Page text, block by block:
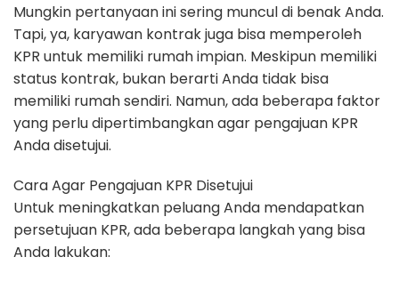
Mungkin pertanyaan ini sering muncul di benak Anda.
Tapi, ya, karyawan kontrak juga bisa memperoleh
KPR untuk memiliki rumah impian. Meskipun memiliki
status kontrak, bukan berarti Anda tidak bisa
memiliki rumah sendiri. Namun, ada beberapa faktor
yang perlu dipertimbangkan agar pengajuan KPR
Anda disetujui.
Cara Agar Pengajuan KPR Disetujui
Untuk meningkatkan peluang Anda mendapatkan
persetujuan KPR, ada beberapa langkah yang bisa
Anda lakukan: